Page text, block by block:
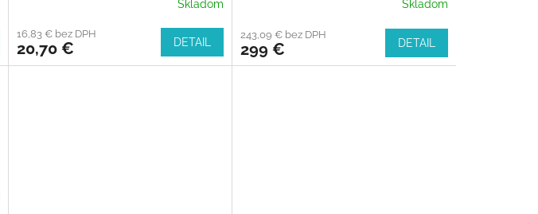
Skladom
16,83 € bez DPH
20,70 € DETAIL
R
M
Skladom
243,09 € bez DPH
299 € DETAIL